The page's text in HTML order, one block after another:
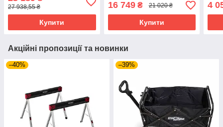
27 938,55 ₴
Купити
для пневматики
16 749₴ 21 020 ₴
Купити
4
Акційні пропозиції та новинки
–40% –39%